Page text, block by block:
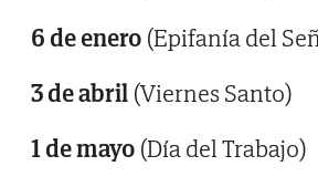
6 de enero (Epifanía del
3 de abril (Viernes Santo)
1 de mayo (Día del Trabajo)